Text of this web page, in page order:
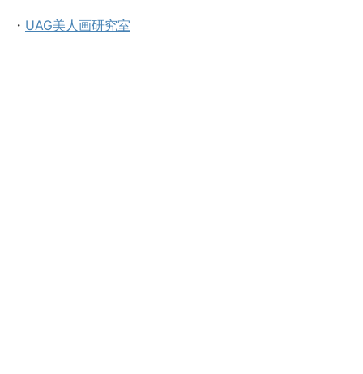
・ UAG美人画研究室